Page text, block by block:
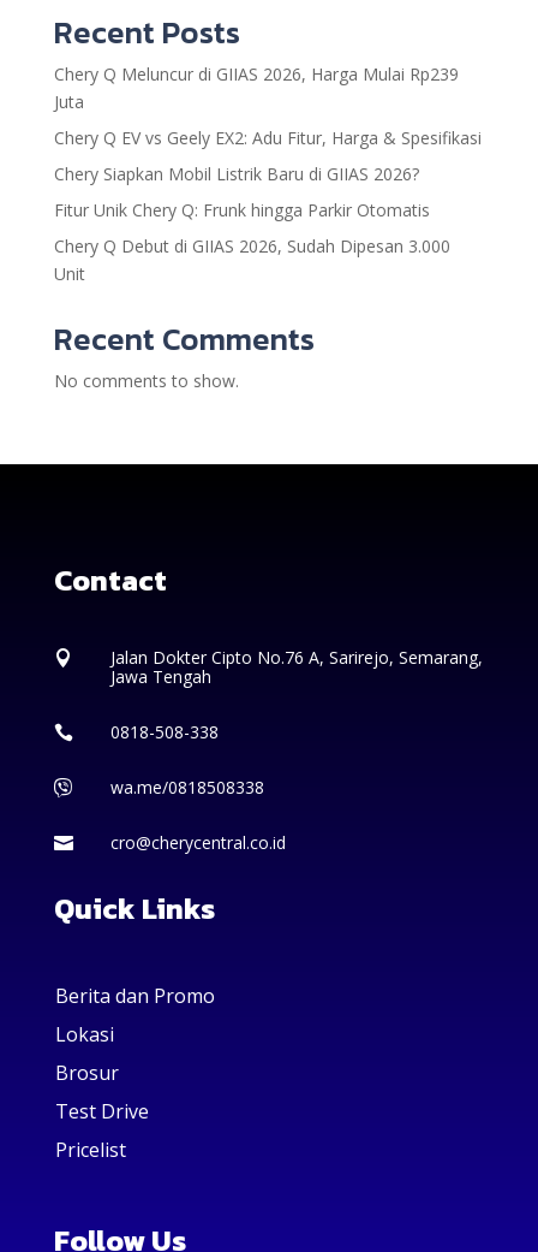
Recent Posts
Chery Q Meluncur di GIIAS 2026, Harga Mulai Rp239
Juta
Chery Q EV vs Geely EX2: Adu Fitur, Harga & Spesifikasi
Chery Siapkan Mobil Listrik Baru di GIIAS 2026?
Fitur Unik Chery Q: Frunk hingga Parkir Otomatis
Chery Q Debut di GIIAS 2026, Sudah Dipesan 3.000
Unit
Recent Comments
No comments to show.
Contact

Jalan Dokter Cipto No.76 A, Sarirejo, Semarang,
Jawa Tengah
 0818-508-338
 wa.me/0818508338
 cro@cherycentral.co.id
Quick Links
Berita dan Promo
Lokasi
Brosur
Test Drive
Pricelist
Follow Us